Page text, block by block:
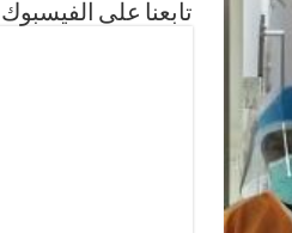
تابعنا على الفيسبوك